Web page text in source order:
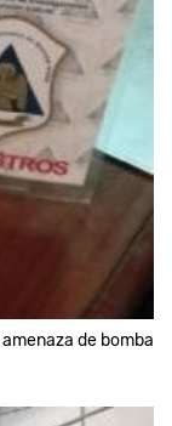
de bomba